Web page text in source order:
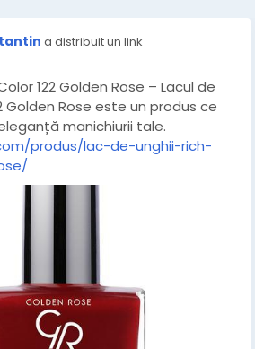
a distribuit un link
122 Golden Rose – Lacul de
Golden Rose este un produs ce
manichiurii tale.
produs/lac-de-unghii-rich-